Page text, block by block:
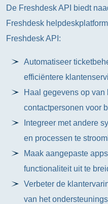
De Freshdesk API biedt
Freshdesk
Freshdesk API:
Automatiseer
efficiëntere
Haal gegevens op van
contactpersonen voor
Integreer met andere
en processen te
Maak aangepaste
functionaliteit uit te
Verbeter de
van het